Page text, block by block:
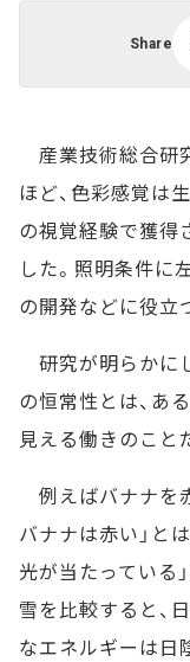
Share
産業技術総合研
ほど、色彩感覚は
の視覚経験で獲得
した。照明条件に
の開発などに役立
研究が明らかに
の恒常性とは、あ
見える働きのこと
例えばバナナを
バナナは赤い」と
光が当たっている
雪を比較すると、
なエネルギーは日